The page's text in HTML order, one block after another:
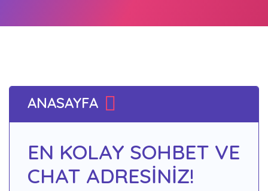
ANASAYFA
EN KOLAY SOHBET VE
CHAT ADRESİNİZ!